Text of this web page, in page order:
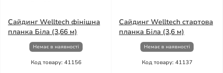
Сайдинг Welltech фінішна
планка Біла (3,66 м)
Немає в наявності
Код товару: 41156
Сайдинг Welltech стартова
планка Біла (3,6 м)
Немає в наявності
Код товару: 41137